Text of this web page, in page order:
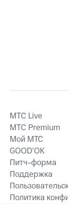
MTС Live
MTС Premium
Мой МТС
GOOD’OK
Питч-форма
Поддержка
Политика